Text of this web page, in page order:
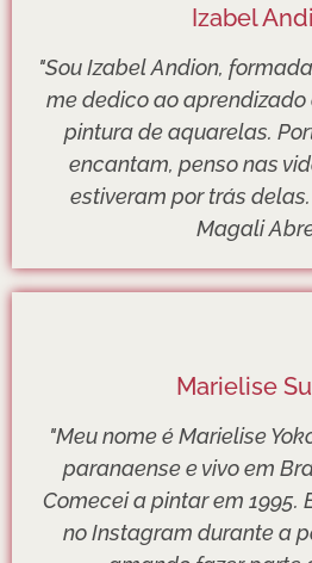
Izabel
"Sou Izabel Andion,
me dedico ao aprendizado
pintura de aquarelas.
encantam, penso nas
estiveram por trás
Magali
Marielise
"Meu nome é Marielise
paranaense e vivo em
Comecei a pintar em 1995.
no Instagram durante a